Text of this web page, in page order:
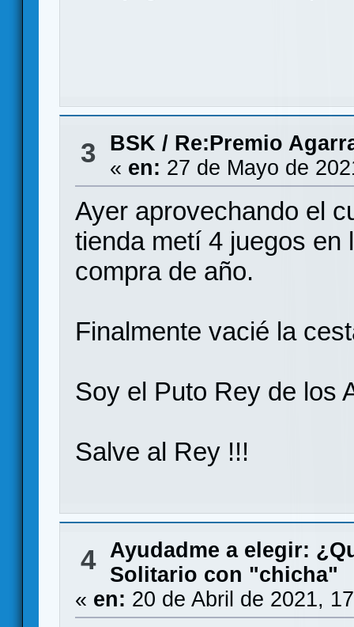
3 BSK / Re:Premio
« en: 27 de Mayo de
Ayer aprovechando el
tienda metí 4 juegos en
compra de año.
Finalmente vacié la
Soy el Puto Rey de los
Salve al Rey !!!
4 Ayudadme a elegir:
Solitario con "chicha"
« en: 20 de Abril de 2021,